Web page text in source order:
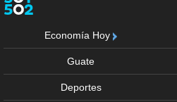
Economía Hoy
Guate
Deportes